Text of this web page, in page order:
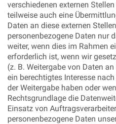
verschiedenen externen
teilweise auch eine
Daten an diese externen
personenbezogene Daten nur
weiter, wenn dies im Rahmen
erforderlich ist, wenn wir
(z. B. Weitergabe von Daten
ein berechtigtes Interesse
der Weitergabe haben oder
Rechtsgrundlage die
Einsatz von
personenbezogene Daten